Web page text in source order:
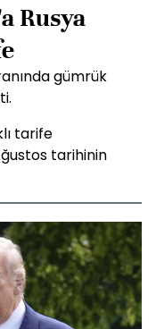
Rusya
gümrük
tarife
tarihinin